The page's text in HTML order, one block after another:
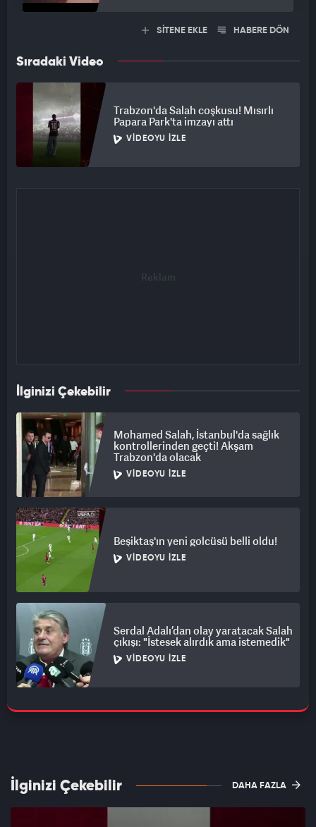
SİTENE EKLE HABERE DÖN
Sıradaki Video
Trabzon'da Salah coşkusu! Mısırlı
Papara Park'ta imzayı attı
VIDEOYU İZLE
İlginizi Çekebilir
Mohamed Salah, İstanbul'da sağlık
kontrollerinden geçti! Akşam
Trabzon'da olacak
VIDEOYU İZLE
Beşiktaş'ın yeni golcüsü belli oldu!
VIDEOYU İZLE
Serdal Adalı’dan olay yaratacak Salah
çıkışı: "İstesek alırdık ama istemedik"
VIDEOYU İZLE
İlginizi Çekebilir DAHA FAZLA